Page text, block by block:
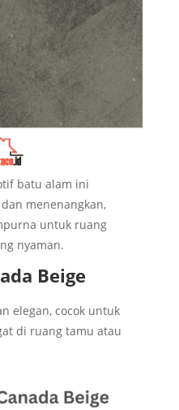
batu alam ini
menenangkan,
untuk ruang
nyaman.
Beige
elegan, cocok untuk
di ruang tamu atau